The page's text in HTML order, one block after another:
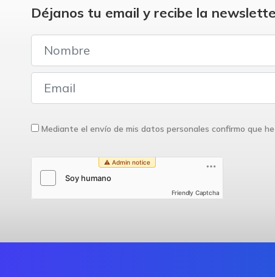
Déjanos tu email y recibe la
Mediante el envío de mis datos personales confirmo que
Friendly Captcha